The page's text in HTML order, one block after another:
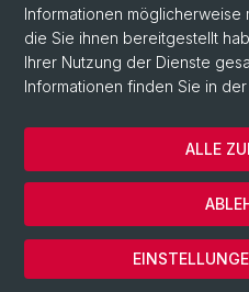
© Universität Basel
Philosophisch-Historische
Home
Datenschutzerklärung
Informationen möglicherweise
die Sie ihnen bereitgestellt
Ihrer Nutzung der Dienste
Informationen finden Sie in der
ALLE